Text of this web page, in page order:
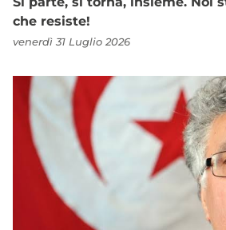
che resiste!
venerdì 31 Luglio 2026